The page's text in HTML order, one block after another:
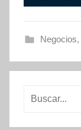
Negocios,
Buscar: